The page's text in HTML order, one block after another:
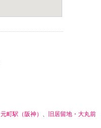
元町駅（阪神） 、
旧居留地・大丸前